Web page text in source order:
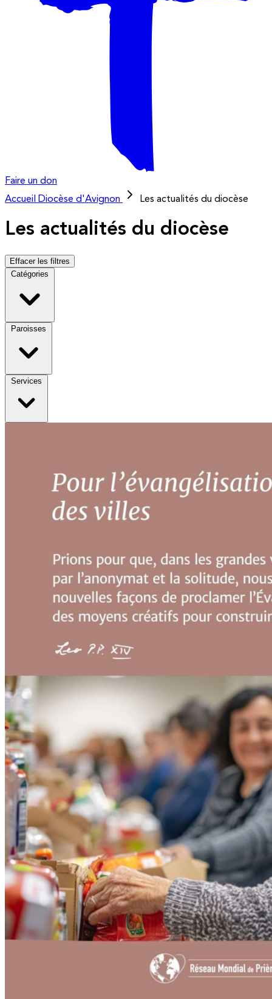
Faire un don
Accueil
Diocèse d'Avignon Les actualités du diocèse
Les actualités du diocèse
Effacer les filtres
Catégories
Paroisses
Services